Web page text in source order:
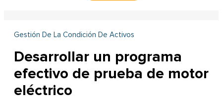
Gestión De La Condición De Activos
Desarrollar un programa
efectivo de prueba de motor
eléctrico